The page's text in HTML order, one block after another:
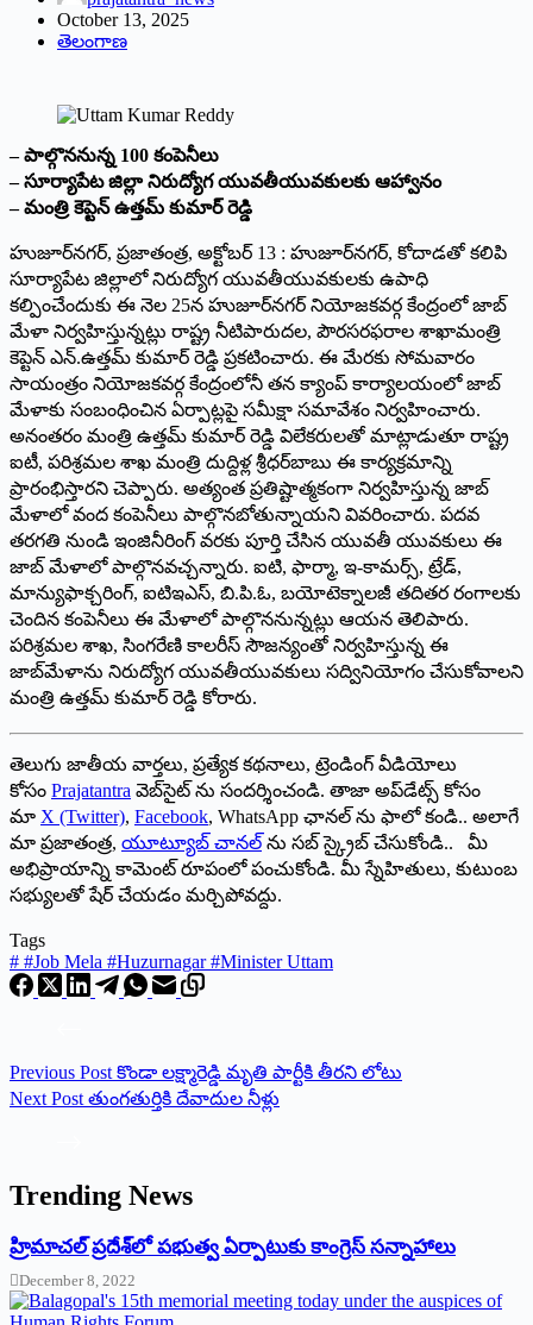
October 13, 2025
తెలంగాణ
– పాల్గొననున్న 100 కంపెనీలు
– సూర్యాపేట జిల్లా నిరుద్యోగ యువతీయువకులకు ఆహ్వానం
– మంత్రి కెప్టెన్‌ ఉత్తమ్‌ కుమార్‌ రెడ్డి
హుజూర్‌నగర్‌, ప్రజాతంత్ర, అక్టోబర్‌ 13 : హుజూర్‌నగర్‌, కోదాడతో కలిపి
సూర్యాపేట జిల్లాలో నిరుద్యోగ యువతీయువకులకు ఉపాధి
కల్పించేందుకు ఈ నెల 25న హుజూర్‌నగర్‌ నియోజకవర్గ కేంద్రంలో జాబ్‌
మేళా నిర్వహిస్తున్నట్లు రాష్ట్ర నీటిపారుదల, పౌరసరఫరాల శాఖామంత్రి
కెప్టెన్‌ ఎన్‌.ఉత్తమ్‌ కుమార్‌ రెడ్డి ప్రకటించారు. ఈ మేరకు సోమవారం
సాయంత్రం నియోజకవర్గ కేంద్రంలోనీ తన క్యాంప్‌ కార్యాలయంలో జాబ్‌
మేళాకు సంబంధించిన ఏర్పాట్లపై సమీక్షా సమావేశం నిర్వహించారు.
అనంతరం మంత్రి ఉత్తమ్‌ కుమార్‌ రెడ్డి విలేకరులతో మాట్లాడుతూ రాష్ట్ర
ఐటీ, పరిశ్రమల శాఖ మంత్రి దుద్దిళ్ల శ్రీధర్‌బాబు ఈ కార్యక్రమాన్ని
ప్రారంభిస్తారని చెప్పారు. అత్యంత ప్రతిష్టాత్మకంగా నిర్వహిస్తున్న జాబ్‌
మేళాలో వంద కంపెనీలు పాల్గొనబోతున్నాయని వివరించారు. పదవ
తరగతి నుండి ఇంజినీరింగ్‌ వరకు పూర్తి చేసిన యువతీ యువకులు ఈ
జాబ్‌ మేళాలో పాల్గొనవచ్చన్నారు. ఐటి, ఫార్మా, ఇ-కామర్స్‌, ట్రేడ్‌,
మాన్యుఫాక్చరింగ్‌, ఐటిఇఎస్‌, బి.పి.ఓ, బయోటెక్నాలజీ తదితర రంగాలకు
చెందిన కంపెనీలు ఈ మేళాలో పాల్గొననున్నట్లు ఆయన తెలిపారు.
పరిశ్రమల శాఖ, సింగరేణి కాలరీస్‌ సౌజన్యంతో నిర్వహిస్తున్న ఈ
జాబ్‌మేళాను నిరుద్యోగ యువతీయువకులు సద్వినియోగం చేసుకోవాలని
మంత్రి ఉత్తమ్‌ కుమార్‌ రెడ్డి కోరారు.
తెలుగు జాతీయ వార్తలు, ప్రత్యేక కథనాలు, ట్రెండింగ్ వీడియోలు
కోసం Prajatantra వెబ్‌సైట్ ను సందర్శించండి. తాజా అప్‌డేట్స్ కోసం
మా X (Twitter), Facebook, WhatsApp ఛానల్ ను ఫాలో కండి.. అలాగే
మా ప్రజాతంత్ర, యూట్యూబ్ చానల్ ను సబ్ స్క్రైబ్ చేసుకోండి.. మీ
అభిప్రాయాన్ని కామెంట్ రూపంలో పంచుకోండి. మీ స్నేహితులు, కుటుంబ
సభ్యులతో షేర్ చేయడం మర్చిపోవద్దు.
Tags
# #Job Mela #Huzurnagar #Minister Uttam
Previous Post కొండా లక్ష్మారెడ్డి మృతి పార్టీకి తీరని లోటు
Next Post తుంగతుర్తికి దేవాదుల నీళ్లు
Trending News
‌హ్రిమాచల్‌ ‌ప్రదేశ్‌లో పభుత్వ ఏర్పాటుకు కాంగ్రెస్‌ ‌సన్నాహాలు
December 8, 2022